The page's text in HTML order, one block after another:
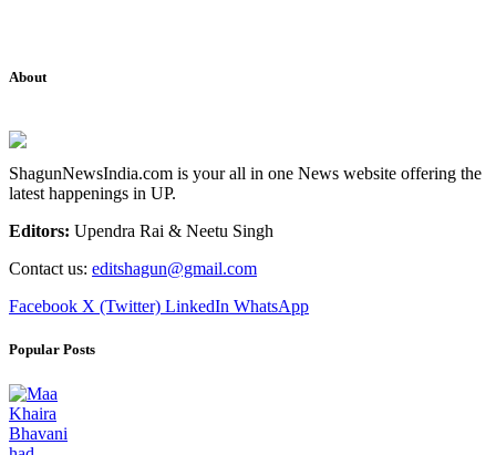
About
ShagunNewsIndia.com is your all in one News website offering the
latest happenings in UP.
Editors: Upendra Rai & Neetu Singh
Contact us: editshagun@gmail.com
Facebook X (Twitter) LinkedIn WhatsApp
Popular Posts